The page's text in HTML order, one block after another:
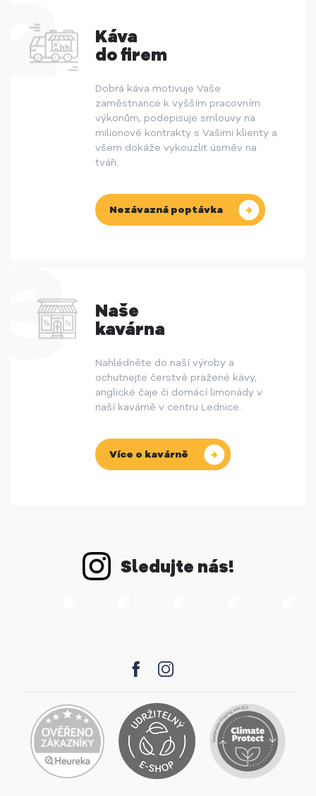
Káva
do firem
Dobrá káva motivuje Vaše
zaměstnance k vyšším pracovním
výkonům, podepisuje smlouvy na
milionové kontrakty s Vašimi klienty a
všem dokáže vykouzlit úsměv na
tváři.
Nezávazná poptávka
Naše
kavárna
Nahlédněte do naší výroby a
ochutnejte čerstvě pražené kávy,
anglické čaje či domácí limonády v
naší kavárně v centru Lednice.
Více o kavárně
Sledujte nás!